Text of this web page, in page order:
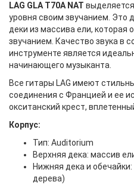
LAG GLA T70A NAT
уровня своим звучанием. Это
деки из массива ели, которая
звучанием. Качество звука в
инструменте является
начинающего музыканта.
Все гитары LAG имеют
соединения с Францией и ее
окситанский крест,
Корпус:
Тип: Auditorium
Верхняя дека: массив
Нижняя дека и
дерева)